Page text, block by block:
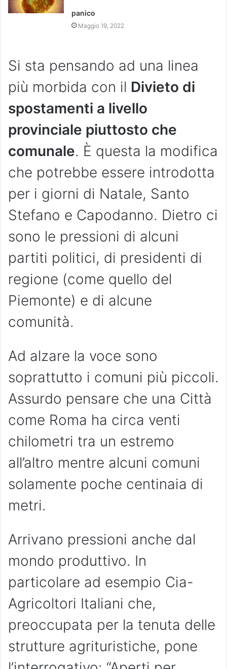
panico
Maggio 19, 2022
Si sta pensando ad una linea
più morbida con il Divieto di
spostamenti a livello
provinciale piuttosto che
comunale. È questa la modifica
che potrebbe essere introdotta
per i giorni di Natale, Santo
Stefano e Capodanno. Dietro ci
sono le pressioni di alcuni
partiti politici, di presidenti di
regione (come quello del
Piemonte) e di alcune
comunità.
Ad alzare la voce sono
soprattutto i comuni più piccoli.
Assurdo pensare che una Città
come Roma ha circa venti
chilometri tra un estremo
all’altro mentre alcuni comuni
solamente poche centinaia di
metri.
Arrivano pressioni anche dal
mondo produttivo. In
particolare ad esempio Cia-
Agricoltori Italiani che,
preoccupata per la tenuta delle
strutture agrituristiche, pone